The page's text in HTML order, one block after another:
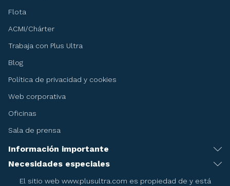
Flota
ACMI/Chárter
Trabaja con Plus Ultra
Blog
Política de privacidad y cookies
Web corporativa
Oficinas
Sala de prensa
Información importante
Recomendaciones antes de viajar
Condiciones del billete
Necesidades especiales
Servicio de asistencia especial
El sitio web www.plusultra.com es propiedad de y está